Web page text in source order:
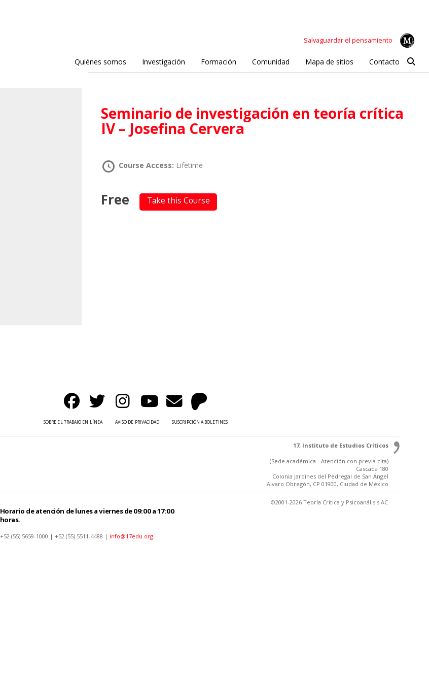
Salvaguardar el pensamiento
Quiénes somos Investigación Formación Comunidad Mapa de sitios Contacto
Seminario de investigación en teoría crítica
IV – Josefina Cervera
Course Access: Lifetime
Free Take this Course
SOBRE EL TRABAJO EN LÍNEA AVISO DE PRIVACIDAD SUSCRIPCIÓN A BOLETINES
17, Instituto de Estudios Críticos
(Sede académica - Atención con previa cita)
Cascada 180
Colonia Jardínes del Pedregal de San Ángel
Alvaro Obregón, CP 01900, Ciudad de México
Horario de atención de lunes a viernes de 09:00 a 17:00
horas.
+52 (55) 5659-1000 | +52 (55) 5511-4488 | info@17edu.org
©2001-2026 Teoría Crítica y Psicoanálisis AC